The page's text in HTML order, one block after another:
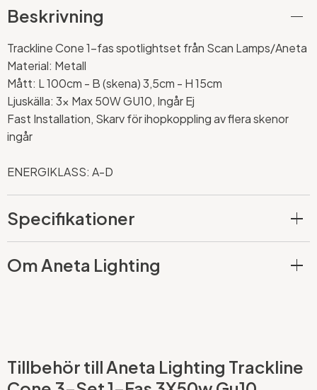
Beskrivning
Trackline Cone 1-fas spotlightset från Scan Lamps/Aneta
Material: Metall
Mått: L 100cm - B (skena) 3,5cm - H 15cm
Ljuskälla: 3x Max 50W GU10, Ingår Ej
Fast Installation, Skarv för ihopkoppling av flera skenor
ingår
ENERGIKLASS: A-D
Specifikationer
Om Aneta Lighting
Tillbehör till Aneta Lighting Trackline